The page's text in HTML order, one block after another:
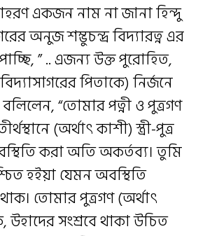
একজন নাম না জানা হিন্দু
অনুজ শম্ভুচন্দ্র বিদ্যারত্ন এর
” .. এজন্য উক্ত পুরোহিত,
পিতাকে) নির্জনে
“তোমার পত্নী ও পুত্রগণ
(অর্থাৎ কাশী) স্ত্রী-পুত্র
করা অতি অকর্তব্য। তুমি
হইয়া যেমন অবস্থিতি
তোমার পুত্রগণ (অর্থাৎ
উহাদের সংশ্রবে থাকা উচিত